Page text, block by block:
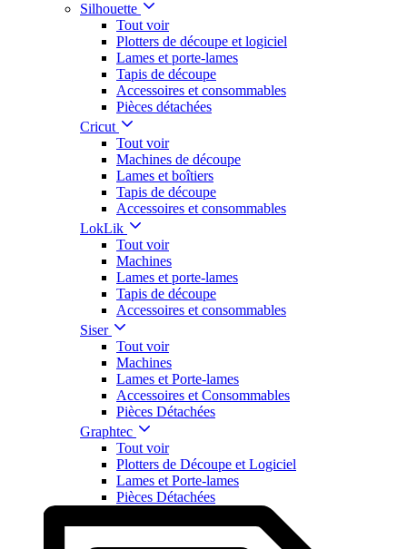
Silhouette
Tout voir
Plotters de découpe et logiciel
Lames et porte-lames
Tapis de découpe
Accessoires et consommables
Pièces détachées
Cricut
Tout voir
Machines de découpe
Lames et boîtiers
Tapis de découpe
Accessoires et consommables
LokLik
Tout voir
Machines
Lames et porte-lames
Tapis de découpe
Accessoires et consommables
Siser
Tout voir
Machines
Lames et Porte-lames
Accessoires et Consommables
Pièces Détachées
Graphtec
Tout voir
Plotters de Découpe et Logiciel
Lames et Porte-lames
Pièces Détachées